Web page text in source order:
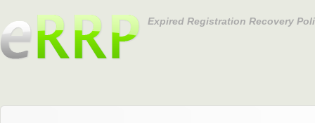
Expired Registration Recovery